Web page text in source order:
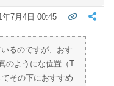
年7月4日 00:45
るのですが、おす
のようにな位置（T
その下におすすめ